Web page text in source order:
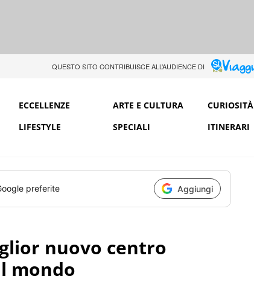
QUESTO SITO CONTRIBUISCE ALL’AUDIENCE DI
ECCELLENZE ARTE E CULTURA CURIOSITÀ
LIFESTYLE
SPECIALI ITINERARI
preferite Aggiungi
nuovo centro
mondo